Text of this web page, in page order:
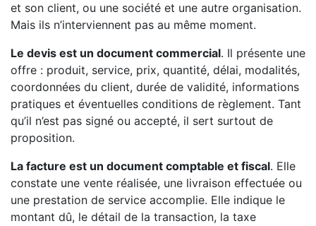
et son client, ou une société et une autre organisation.
Mais ils n’interviennent pas au même moment.
Le devis est un document commercial. Il présente une
offre : produit, service, prix, quantité, délai, modalités,
coordonnées du client, durée de validité, informations
pratiques et éventuelles conditions de règlement. Tant
qu’il n’est pas signé ou accepté, il sert surtout de
proposition.
La facture est un document comptable et fiscal. Elle
constate une vente réalisée, une livraison effectuée ou
une prestation de service accomplie. Elle indique le
montant dû, le détail de la transaction, la taxe